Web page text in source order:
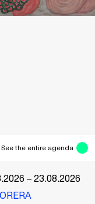
See the entire agenda
– 23.08.2026